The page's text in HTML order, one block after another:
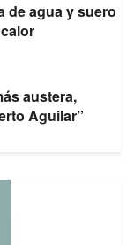
de agua y suero
austera,
Aguilar”